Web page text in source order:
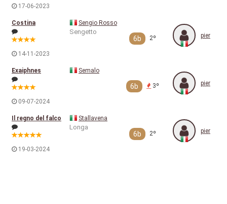
17-06-2023
Costina
14-11-2023
Sengio Rosso
Sengetto
6b 2º pier
Exaiphnes
09-07-2024
Semalo
6b 3º pier
Il regno del falco
19-03-2024
Stallavena
Longa
6b 2º pier